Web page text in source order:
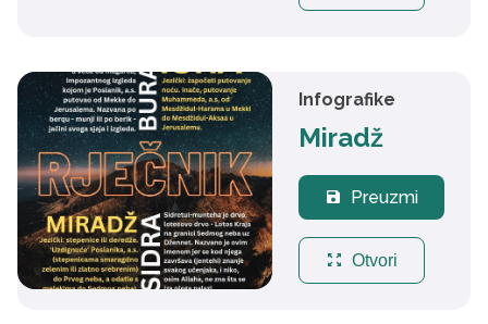
Infografike
Miradž
save Preuzmi
zoom_out_map Otvori